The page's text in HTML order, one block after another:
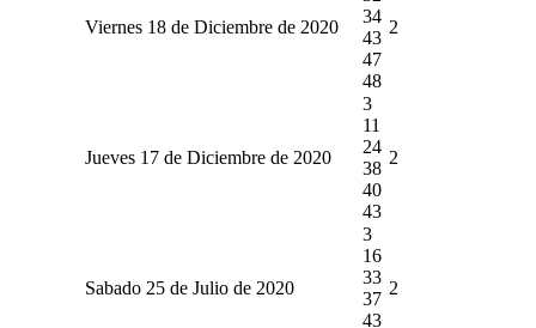
Viernes 18 de Diciembre de 2020
34
43
47
48
2
Jueves 17 de Diciembre de 2020
3
11
24
38
40
43
2
Sabado 25 de Julio de 2020
3
16
33
37
43
2